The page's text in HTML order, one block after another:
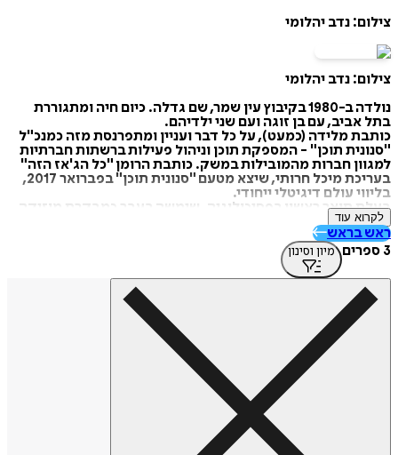
נדב יהלומי
נדב יהלומי
נולדה ב-1980 בקיבוץ עין שמר, שם גדלה. כיום חיה ומתגוררת
אביב, עם בן זוגה ועם שני ילדיהם.
מלידה (כמעט), על כל דבר ועניין ומתפרנסת מזה כמנכ"ל
תוכן" - המספקת תוכן וניהול פעילות ברשתות חברתיות
חברות מהמובילות במשק. כותבת הרומן "כל הג'אז הזה"
בעריכת מיכל חרותי, שיצא מטעם "סנונית תוכן" בפברואר 2017,
עולם דיגיטלי ייחודי.
תואר ראשון בפסיכולוגיה. שימשה בעבר כמבקרת מוזיקה,
מגזינים וכלי תקשורת. בזמנה הלא פנוי מלטפת חתולים,
שירים בריפיט, צורכת כמויות מופרזות של קפה וחולמת
עוד
בראש
מיון וסינון